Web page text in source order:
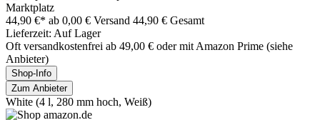
Marktplatz
44,90 €* ab 0,00 € Versand 44,90 € Gesamt
Lieferzeit: Auf Lager
Oft versandkostenfrei ab 49,00 € oder mit Amazon Prime (siehe
Anbieter)
Shop-Info
Zum Anbieter
White (4 l, 280 mm hoch, Weiß)